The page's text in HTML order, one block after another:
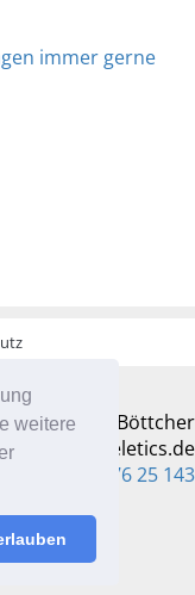
weitere
immer gerne
Jannis Böttcher
info@treeletics.de
+49 176 976 25 143